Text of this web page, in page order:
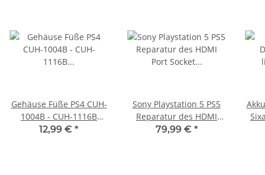
Gehäuse Füße PS4 CUH-
1004B - CUH-1116B
Konsole Ersatzteil
12,99 € *
Sony Playstation 5 PS5
Reparatur des HDMI
Port Socket Buchse
79,99 € *